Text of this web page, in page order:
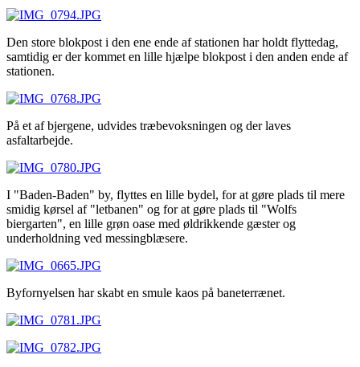
Den store blokpost i den ene ende af stationen har holdt flyttedag,
samtidig er der kommet en lille hjælpe blokpost i den anden ende af
stationen.
På et af bjergene, udvides træbevoksningen og der laves
asfaltarbejde.
I "Baden-Baden" by, flyttes en lille bydel, for at gøre plads til mere
smidig kørsel af "letbanen" og for at gøre plads til "Wolfs
biergarten", en lille grøn oase med øldrikkende gæster og
underholdning ved messingblæsere.
Byfornyelsen har skabt en smule kaos på baneterrænet.